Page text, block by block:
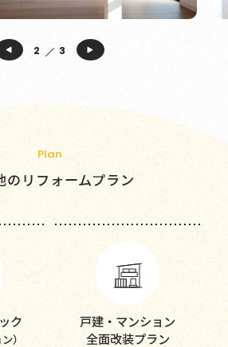
3 3
Plan
のリフォームプラン
ク
）
戸建・マンション
全面改装プラン